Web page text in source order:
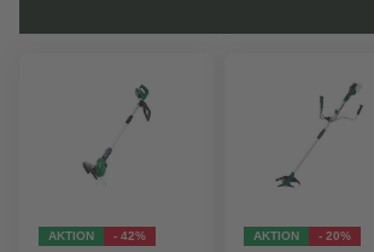
AKTION - 42% AKTION - 20%